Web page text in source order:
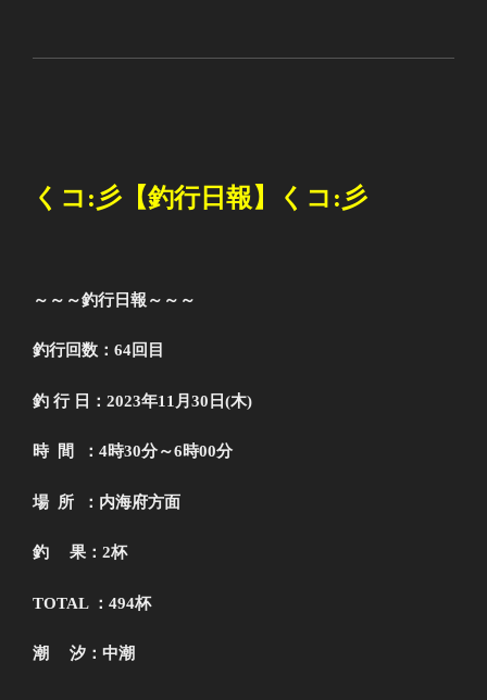
くコ : 彡【釣行日報】くコ : 彡
～～～釣行日報～～～
釣行回数：64回目
釣 行 日：2023年11月30 日(木)
時 間 ：4時30分～6時00分
場 所 ：内海府方面
釣 果：2杯
TOTAL ：494杯
潮 汐：中潮